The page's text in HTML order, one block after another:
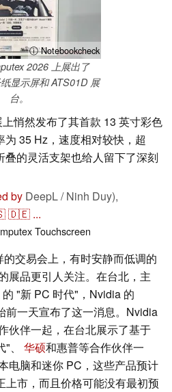
ⓘ Notebookcheck
2026 上展出了
显示屏和 ATS01D 展
台。
悄然发布了其首款 13 英寸彩色
35 Hz，速度相对较快，超
的灵活支架也给人留下了深刻
by DeepL / Ninh Duy),
🇩🇪 ...
Touchscreen
交易会上，有时安静而低调的
展品更引人关注。在台北，主
"新 PC 时代"，Nvidia 的
前一天宣布了这一消息。Nvidia
伙伴一起，在台北展示了基于
、 华硕和惠普等合作伙伴一
电脑和迷你 PC，这些产品预计
上市，而且价格可能没有最初预